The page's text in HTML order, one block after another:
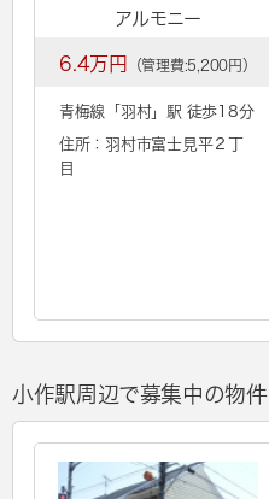
アルモニー
6.4万円 （管理費:5,200円）
青梅線「 羽村」駅 徒歩18分
住所：羽村市富士見平２丁
目
小作駅周辺で募集中の物件